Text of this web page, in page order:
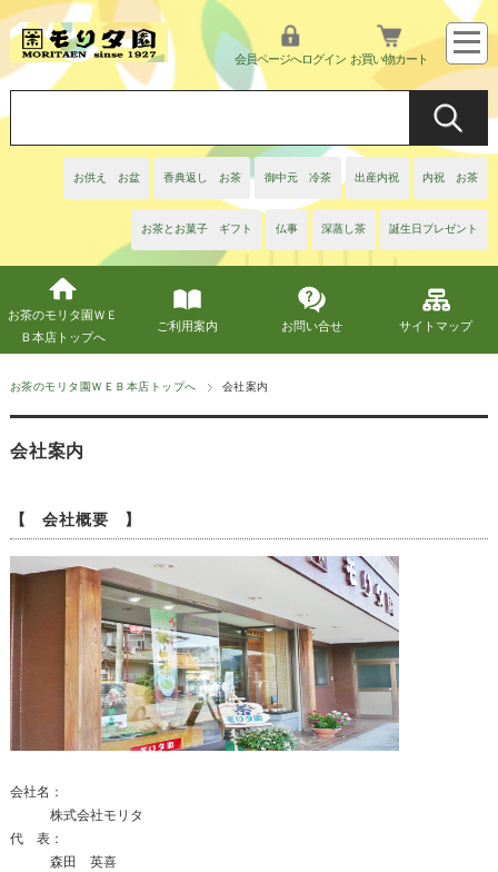
お供え お盆 香典返し お茶 御中元 冷茶 出産内祝 内祝 お茶
お茶とお菓子 ギフト 仏事 深蒸し茶 誕生日プレゼント
会員ページへログイン お買い物カート
お茶のモリタ園ＷＥ
Ｂ本店トップへ
ご利用案内 お問い合せ サイトマップ
お茶のモリタ園ＷＥＢ本店トップへ 会社案内
会社案内
【 会社概要 】
会社名：
株式会社モリタ
代 表：
森田 英喜